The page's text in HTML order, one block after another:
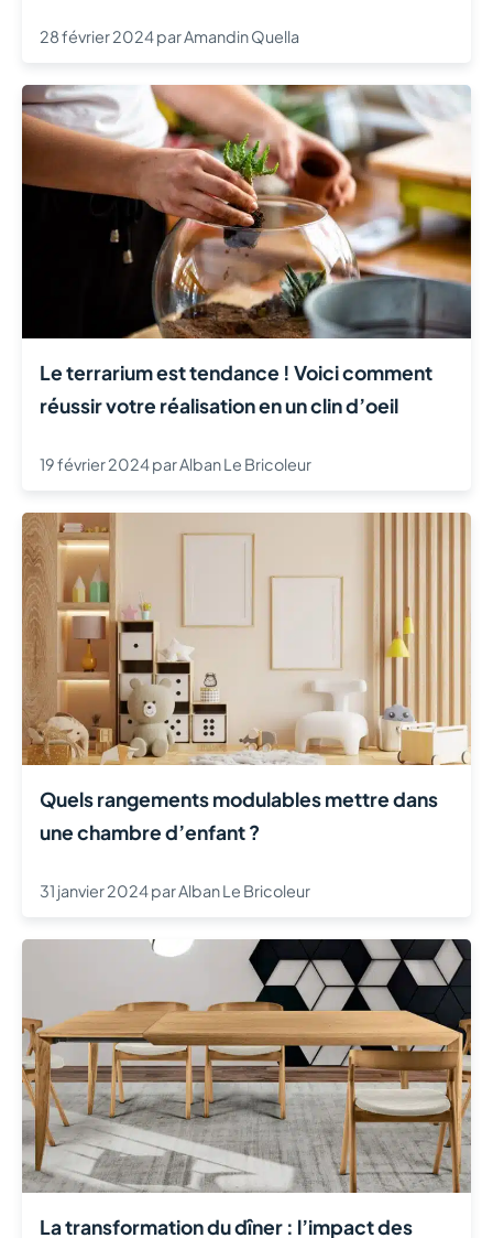
28 février 2024parAmandin Quella
Le terrarium est tendance ! Voici comment
réussir votre réalisation en un clin d’oeil
19 février 2024parAlban Le Bricoleur
Quels rangements modulables mettre dans
une chambre d’enfant ?
31 janvier 2024parAlban Le Bricoleur
La transformation du dîner : l’impact des